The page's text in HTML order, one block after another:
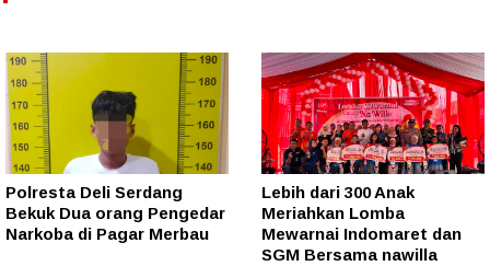
Polresta Deli Serdang
Bekuk Dua orang Pengedar
Narkoba di Pagar Merbau
Lebih dari 300 Anak
Meriahkan Lomba
Mewarnai Indomaret dan
SGM Bersama nawilla